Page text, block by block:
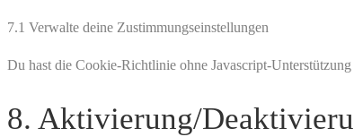
7.1 Verwalte deine Zustimmungseinstellungen
Du hast die Cookie-Richtlinie ohne Javascript-
8. Aktivierung/